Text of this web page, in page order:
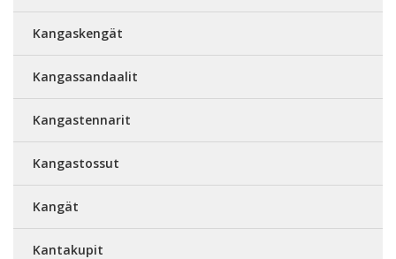
Kangaskengät
Kangassandaalit
Kangastennarit
Kangastossut
Kangät
Kantakupit